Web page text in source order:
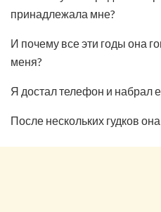
принадлежала мне?
И почему все эти годы она
меня?
Я достал телефон и набрал
После нескольких гудков